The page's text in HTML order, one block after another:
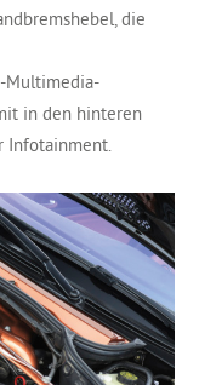
die
Multimedia-
in den hinteren
Infotainment.